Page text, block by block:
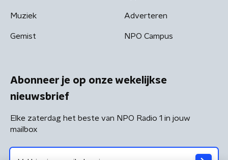
Muziek
Gemist
Adverteren
NPO Campus
Abonneer je op onze wekelijkse
nieuwsbrief
Elke zaterdag het beste van NPO Radio 1 in jouw
mailbox